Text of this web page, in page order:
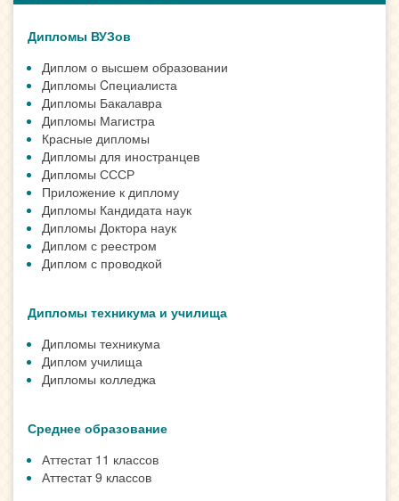
Дипломы ВУЗов
Диплом о высшем образовании
Дипломы Cпециалиста
Дипломы Бакалавра
Дипломы Магистра
Красные дипломы
Дипломы для иностранцев
Дипломы СССР
Приложение к диплому
Дипломы Кандидата наук
Дипломы Доктора наук
Диплом с реестром
Диплом с проводкой
Дипломы техникума и училища
Дипломы техникума
Диплом училища
Дипломы колледжа
Среднее образование
Аттестат 11 классов
Аттестат 9 классов